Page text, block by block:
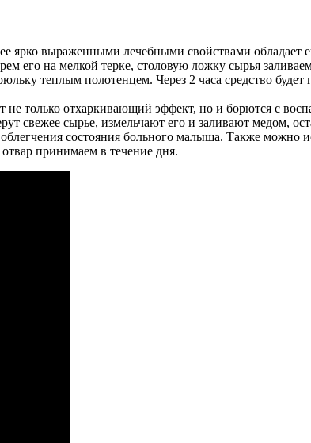
ярко выраженными лечебными свойствами обладает
его на мелкой терке, столовую ложку сырья
теплым полотенцем. Через 2 часа средство
только отхаркивающий эффект, но и борются с
свежее сырье, измельчают его и заливают медом,
состояния больного малыша. Также можно
принимаем в течение дня.